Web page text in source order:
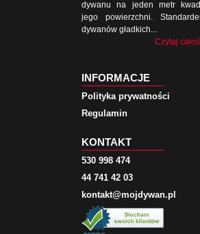
dywanu na jeden metr
jego powierzchni.
dywanów gładkich...
Czytaj
INFORMACJE
Polityka prywatności
Regulamin
KONTAKT
530 998 474
44 741 42 03
kontakt@mojdywan.pl